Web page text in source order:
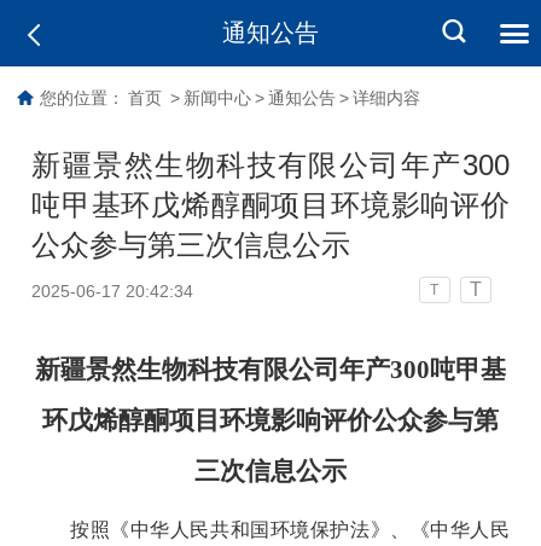
通知公告
您的位置： 首页 > 新闻中心 > 通知公告 > 详细内容
新疆景然生物科技有限公司年产300
吨甲基环戊烯醇酮项目环境影响评价
公众参与第三次信息公示
2025-06-17 20:42:34 T T
新疆景然生物科技有限公司年产300吨甲基
环戊烯醇酮项目环境影响评价公众参与第
三次信息公示
按照《中华人民共和国环境保护法》、《中华人民